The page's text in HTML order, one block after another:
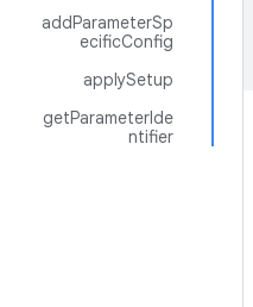
addParameterSp
ecificConfig
applySetup
getParameterIde
ntifier